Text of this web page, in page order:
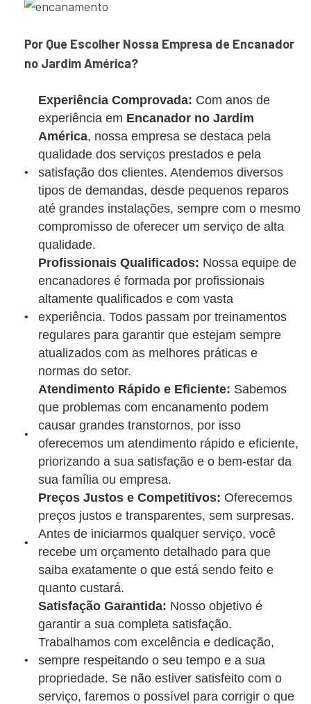
Por Que Escolher Nossa Empresa de Encanador
no Jardim América?
Experiência Comprovada: Com anos de
experiência em Encanador no Jardim
América, nossa empresa se destaca pela
qualidade dos serviços prestados e pela
satisfação dos clientes. Atendemos diversos
tipos de demandas, desde pequenos reparos
até grandes instalações, sempre com o mesmo
compromisso de oferecer um serviço de alta
qualidade.
Profissionais Qualificados: Nossa equipe de
encanadores é formada por profissionais
altamente qualificados e com vasta
experiência. Todos passam por treinamentos
regulares para garantir que estejam sempre
atualizados com as melhores práticas e
normas do setor.
Atendimento Rápido e Eficiente: Sabemos
que problemas com encanamento podem
causar grandes transtornos, por isso
oferecemos um atendimento rápido e eficiente,
priorizando a sua satisfação e o bem-estar da
sua família ou empresa.
Preços Justos e Competitivos: Oferecemos
preços justos e transparentes, sem surpresas.
Antes de iniciarmos qualquer serviço, você
recebe um orçamento detalhado para que
saiba exatamente o que está sendo feito e
quanto custará.
Satisfação Garantida: Nosso objetivo é
garantir a sua completa satisfação.
Trabalhamos com excelência e dedicação,
sempre respeitando o seu tempo e a sua
propriedade. Se não estiver satisfeito com o
serviço, faremos o possível para corrigir o que